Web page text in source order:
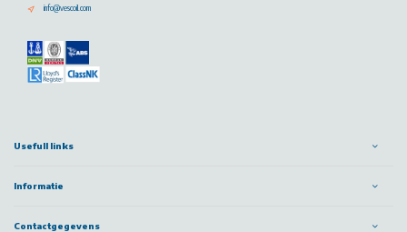
info@vescoil.com
Usefull links
Informatie
Contactgegevens